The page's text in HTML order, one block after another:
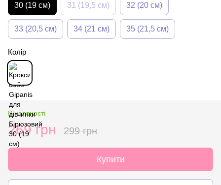
30 (19 см) 31 (19,5 см) 32 (20 см)
33 (20,5 см) 34 (21 см) 35 (21,5 см)
Колір
В наявності
269 грн 299 грн
Купити